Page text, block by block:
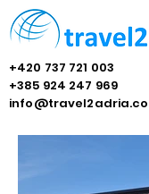
+420 737 721 003
+385 924 247 969